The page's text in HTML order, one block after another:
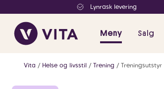
Lynrask levering
Meny Salg
Vita Helse og livsstil Trening Treningsutstyr